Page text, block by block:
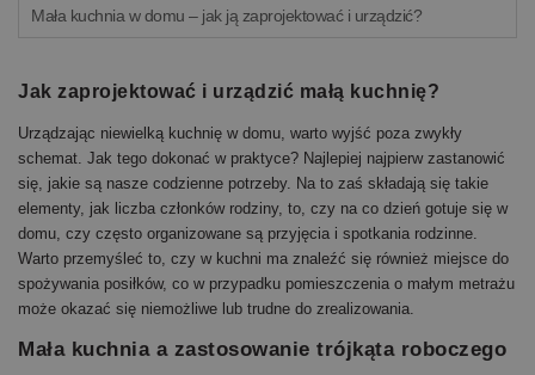
Mała kuchnia w domu – jak ją zaprojektować i urządzić?
Jak zaprojektować i urządzić małą kuchnię?
Urządzając niewielką kuchnię w domu, warto wyjść poza zwykły
schemat. Jak tego dokonać w praktyce? Najlepiej najpierw zastanowić
się, jakie są nasze codzienne potrzeby. Na to zaś składają się takie
elementy, jak liczba członków rodziny, to, czy na co dzień gotuje się w
domu, czy często organizowane są przyjęcia i spotkania rodzinne.
Warto przemyśleć to, czy w kuchni ma znaleźć się również miejsce do
spożywania posiłków, co w przypadku pomieszczenia o małym metrażu
może okazać się niemożliwe lub trudne do zrealizowania.
Mała kuchnia a zastosowanie trójkąta roboczego